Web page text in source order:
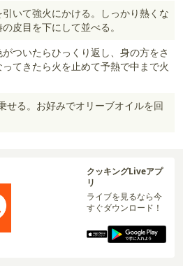
いて強火にかける。しっかり熱くな
皮目を下にして並べる。
ついたらひっくり返し、身の方をさ
てきたら火を止めて予熱で中まで火
せる。お好みでオリーブオイルを回
クッキングLiveアプ
リ
ライブを見るなら今
すぐダウンロード！